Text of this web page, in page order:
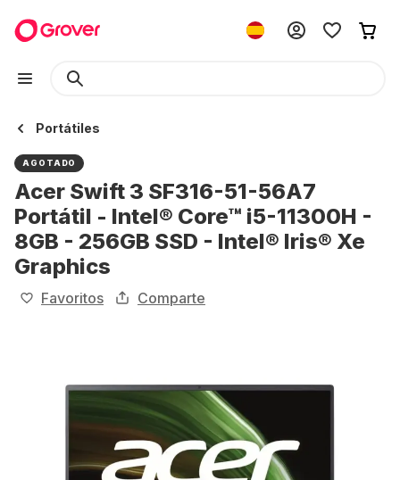
Portátiles
AGOTADO
Acer Swift 3 SF316-51-56A7
Portátil - Intel® Core™ i5-11300H -
8GB - 256GB SSD - Intel® Iris® Xe
Graphics
Favoritos Comparte